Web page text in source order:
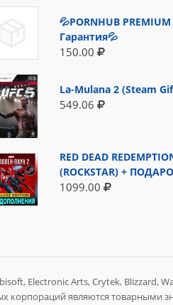
💦PORNHUB
Гарантия💦
150.00
La-Mulana 2 (Steam
549.06
RED DEAD
(ROCKSTAR) +
1099.00
Electronic Arts, Crytek, Blizzard,
корпораций являются товарными